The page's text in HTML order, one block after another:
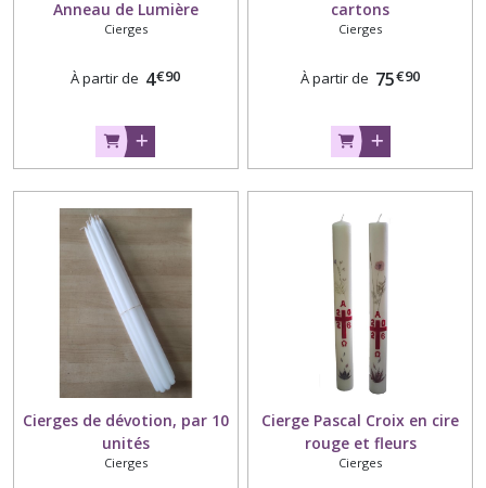
Anneau de Lumière
Cierges
À partir de 4€90
cartons
Cierges
À partir de 75€90
Cierges de dévotion, par 10
unités
Cierges
Cierge Pascal Croix en cire
rouge et fleurs
Cierges